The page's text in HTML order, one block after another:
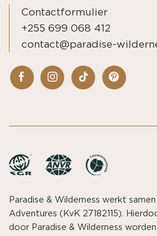
Contactformulier
+255 699 068 412
contact@paradise-
Paradise & Wilderness werkt
Adventures (KvK 27182115).
door Paradise & Wilderness